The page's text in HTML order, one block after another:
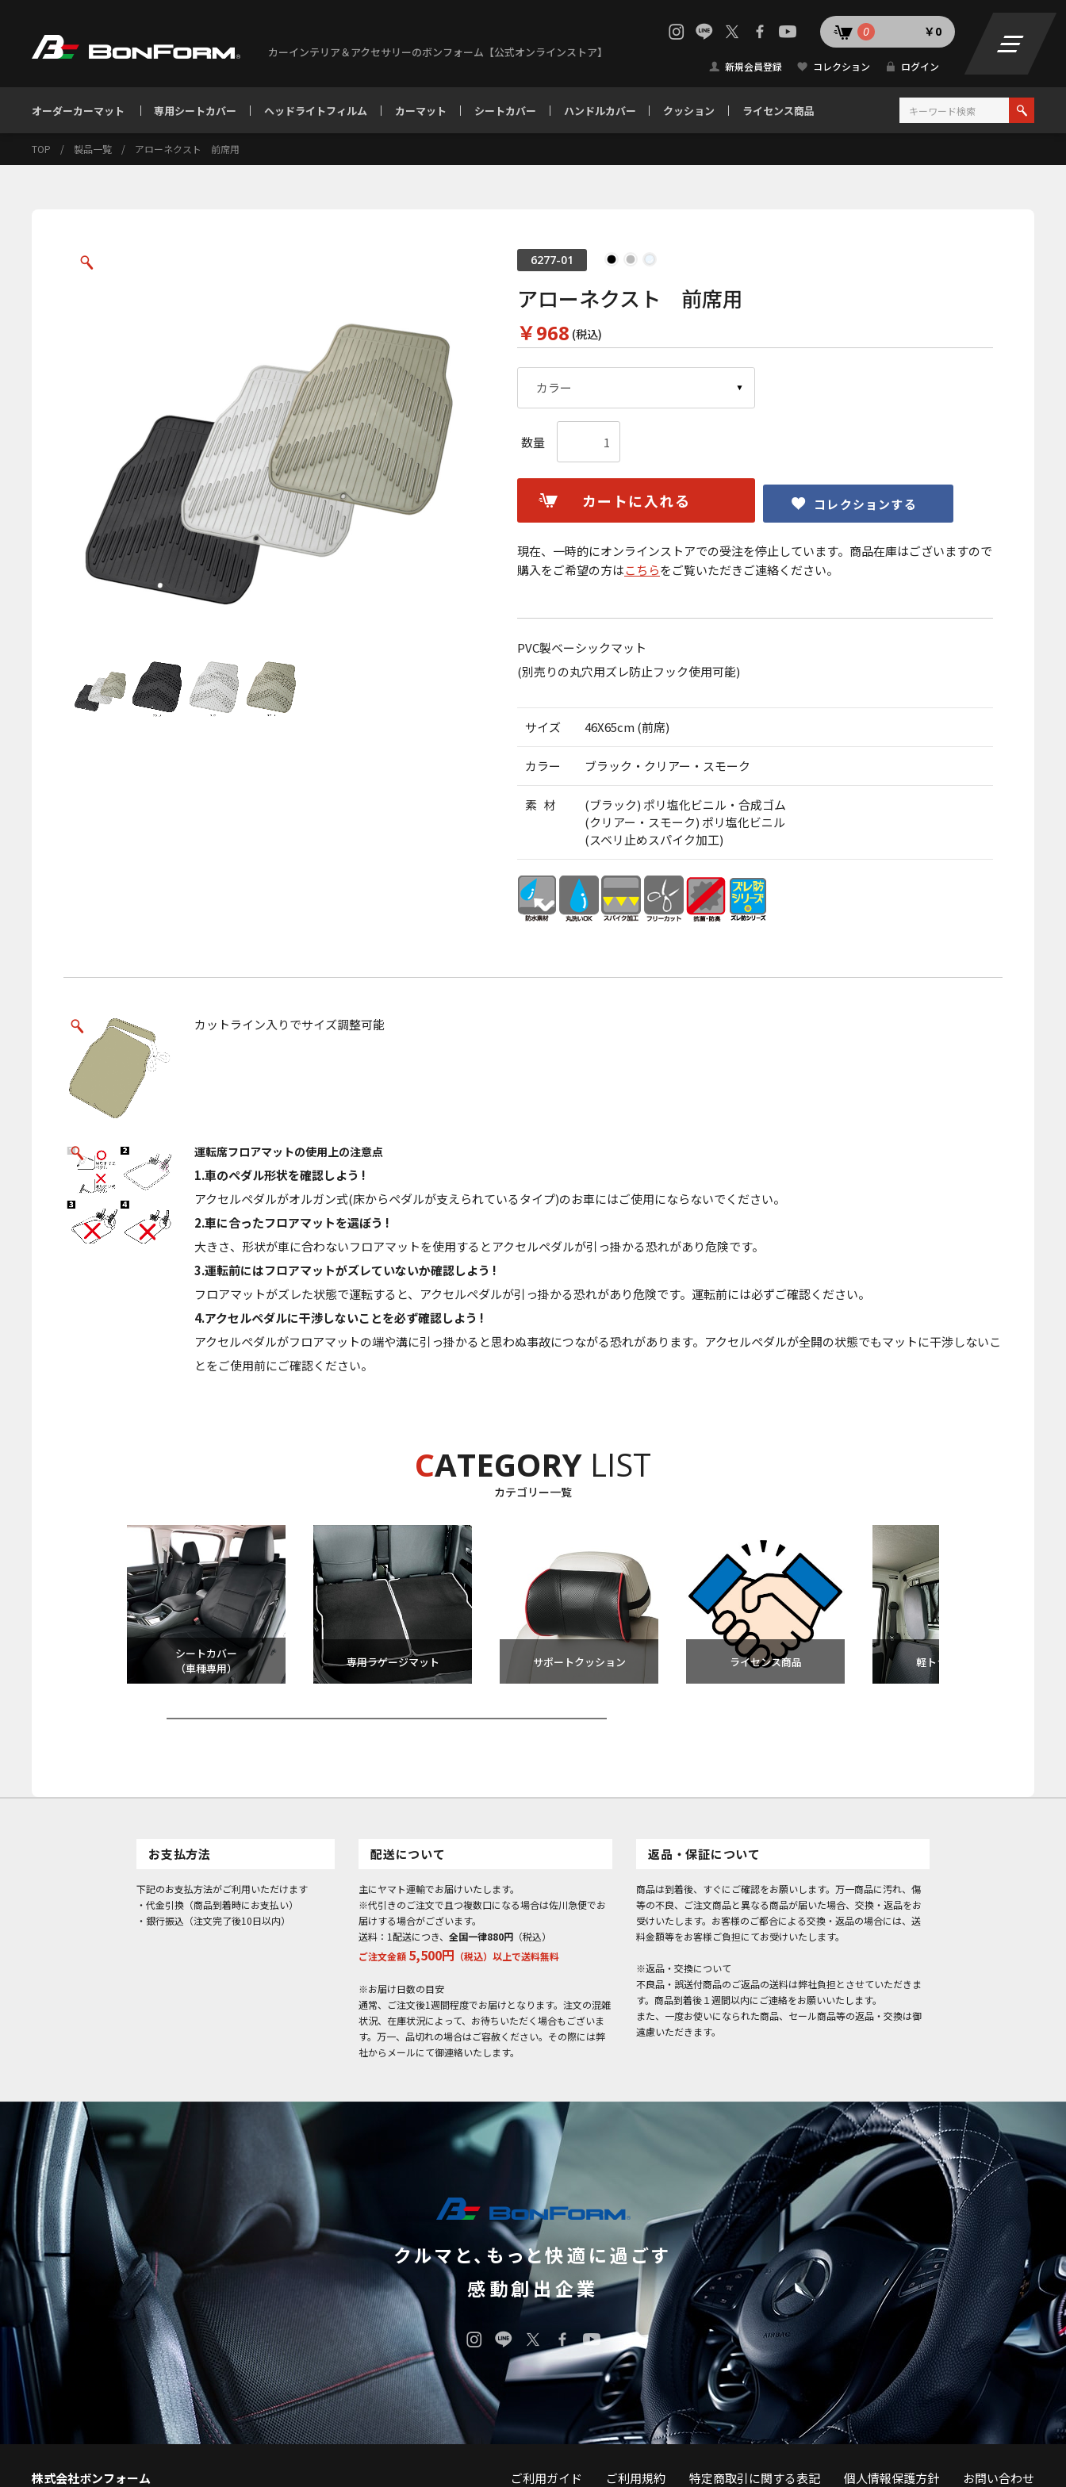
カーインテリア＆アクセサリーのボンフォーム【公式オンラインストア】
0 ￥0
新規会員登録 コレクション ログイン
オーダーカーマット 専用シートカバー ヘッドライトフィルム カーマット シートカバー ハンドルカバー クッション ライセンス商品
TOP / 製品一覧 / アローネクスト 前席用
6277-01
アローネクスト 前席用
￥968 (税込)
数量
カートに入れる コレクションする
現在、一時的にオンラインストアでの受注を停止しています。商品在庫はございますので
購入をご希望の方はこちらをご覧いただきご連絡ください。
お買い物を続ける カートへ進む
PVC製ベーシックマット
(別売りの丸穴用ズレ防止フック使用可能)
サイズ 46X65cm (前席)
カラー ブラック・クリアー・スモーク
素 材
(ブラック) ポリ塩化ビニル・合成ゴム
(クリアー・スモーク) ポリ塩化ビニル
(スベリ止めスパイク加工)
カットライン入りでサイズ調整可能
運転席フロアマットの使用上の注意点
1.車のペダル形状を確認しよう !
アクセルペダルがオルガン式(床からペダルが支えられているタイプ)のお車にはご使用にならないでください。
2.車に合ったフロアマットを選ぼう !
大きさ、形状が車に合わないフロアマットを使用するとアクセルペダルが引っ掛かる恐れがあり危険です。
3.運転前にはフロアマットがズレていないか確認しよう !
フロアマットがズレた状態で運転すると、アクセルペダルが引っ掛かる恐れがあり危険です。運転前には必ずご確認ください。
4.アクセルペダルに干渉しないことを必ず確認しよう !
アクセルペダルがフロアマットの端や溝に引っ掛かると思わぬ事故につながる恐れがあります。アクセルペダルが全開の状態でもマットに干渉しないこ
とをご使用前にご確認ください。
CATEGORY LIST
カテゴリー一覧
シートカバー
（車種専用）
専用ラゲージマット サポートクッション ライセンス商品 軽トラック用品
お支払方法
下記のお支払方法がご利用いただけます
・代金引換（商品到着時にお支払い）
・銀行振込（注文完了後10日以内）
配送について
主にヤマト運輸でお届けいたします。
※代引きのご注文で且つ複数口になる場合は佐川急便でお
届けする場合がございます。
送料：1配送につき、 全国一律880円 （税込）
ご注文金額 5,500円 （税込）以上で送料無料
※お届け日数の目安
通常、ご注文後1週間程度でお届けとなります。注文の混雑
状況、在庫状況によって、お待ちいただく場合もございま
す。万一、品切れの場合はご容赦ください。その際には弊
社からメールにて御連絡いたします。
返品・保証について
商品は到着後、すぐにご確認をお願いします。万一商品に汚れ、傷
等の不良、ご注文商品と異なる商品が届いた場合、交換・返品をお
受けいたします。お客様のご都合による交換・返品の場合には、送
料金額等をお客様ご負担にてお受けいたします。
※返品・交換について
不良品・誤送付商品のご返品の送料は弊社負担とさせていただきま
す。商品到着後１週間以内にご連絡をお願いいたします。
また、一度お使いになられた商品、セール商品等の返品・交換は御
遠慮いただきます。
クルマと、もっと快適に過ごす
感動創出企業
ご利用ガイド ご利用規約 特定商取引に関する表記 個人情報保護方針 お問い合わせ
株式会社ボンフォーム